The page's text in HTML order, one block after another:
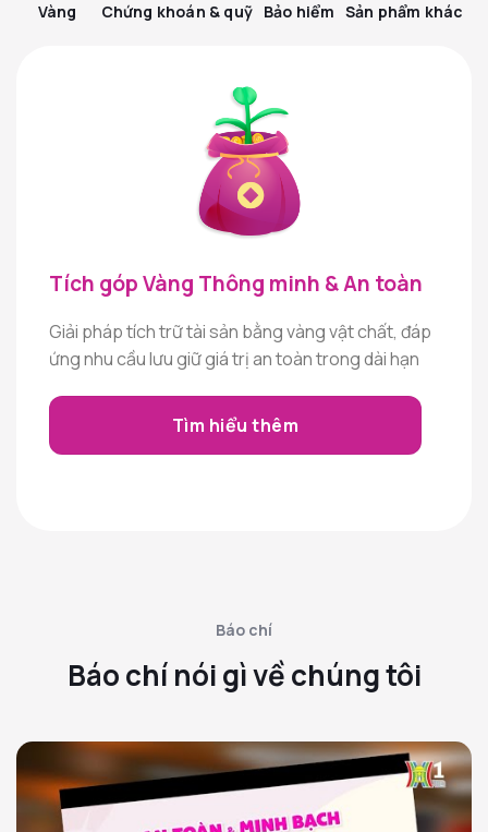
Vàng Chứng khoán & quỹ Bảo hiểm Sản phẩm khác
Tích góp Vàng Thông minh & An toàn
Giải pháp tích trữ tài sản bằng vàng vật chất, đáp
ứng nhu cầu lưu giữ giá trị an toàn trong dài hạn
Tìm hiểu thêm
Báo chí
Báo chí nói gì về chúng tôi